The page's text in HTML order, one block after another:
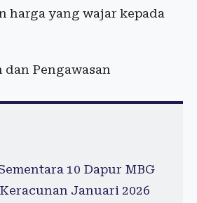
harga yang wajar kepada
dan Pengawasan
10 Dapur MBG
Januari 2026